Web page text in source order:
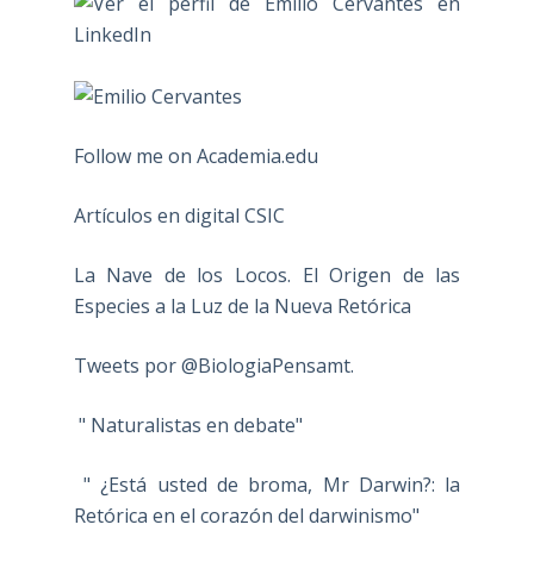
Follow me on Academia.edu
Artículos en digital CSIC
La Nave de los Locos. El Origen de las
Especies a la Luz de la Nueva Retórica
Tweets por @BiologiaPensamt.
" Naturalistas en debate"
" ¿Está usted de broma, Mr Darwin?: la
Retórica en el corazón del darwinismo"